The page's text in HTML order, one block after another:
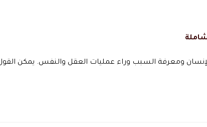
ومعرفة السبب وراء عمليات العقل والنفس. يمكن